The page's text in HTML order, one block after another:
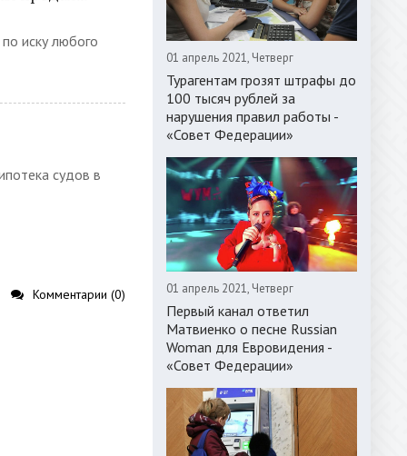
иску любого
судов в
Комментарии (0)
-- Лучшее, что можно сделать с
хорошим советом, это пропустить его
мимо ушей. Он никогда не бывает
полезен никому, кроме того, кто его
дал.
-- Люблю давать советы и очень не
люблю, когда их дают мне.
01 апрель 2021, Четверг
Турагентам грозят штрафы до
100 тысяч рублей за
нарушения правил работы -
«Совет Федерации»
01 апрель 2021, Четверг
Первый канал ответил
Матвиенко о песне Russian
Woman для Евровидения -
«Совет Федерации»